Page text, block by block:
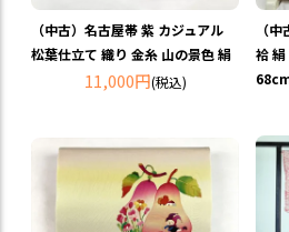
（中古）名古屋帯 紫 カジュアル
松葉仕立て 織り 金糸 山の景色 絹
11,000円(税込)
（
袷 絹